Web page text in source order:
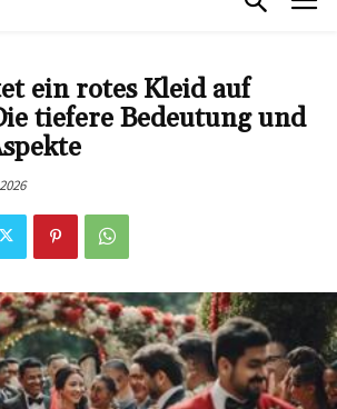
ein rotes Kleid auf
tiefere Bedeutung und